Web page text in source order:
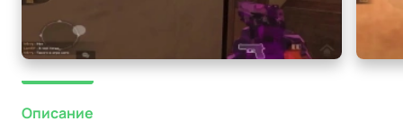
Описание